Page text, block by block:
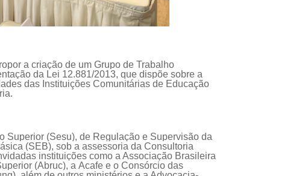
a criação de um Grupo de Trabalho
da Lei 12.881/2013, que dispõe sobre a
das Instituições Comunitárias de Educação
Superior (Sesu), de Regulação e Supervisão da
(SEB),sob a assessoria da Consultoria
instituições como a Associação Brasileira
(Abruc), aAcafe e o Consórcio das